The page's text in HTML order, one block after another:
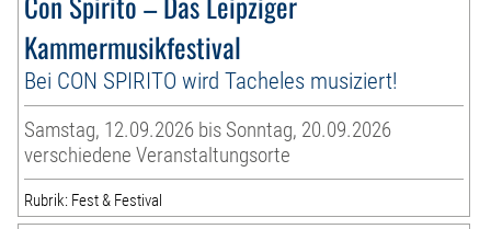
Kammermusikfestival
Bei CON SPIRITO wird Tacheles musiziert!
Samstag, 12.09.2026 bis Sonntag, 20.09.2026
verschiedene Veranstaltungsorte
Rubrik: Fest & Festival